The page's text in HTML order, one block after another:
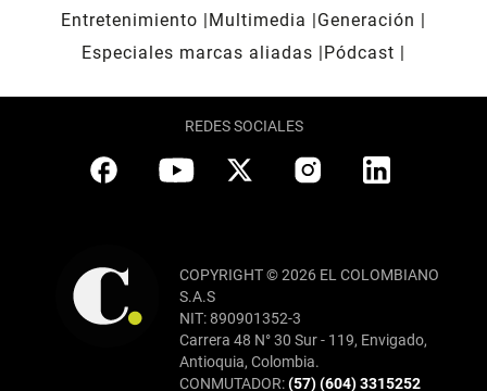
Entretenimiento
Multimedia
Generación
Especiales marcas aliadas
Pódcast
REDES SOCIALES
COPYRIGHT © 2026 EL COLOMBIANO
S.A.S
NIT: 890901352-3
Carrera 48 N° 30 Sur - 119, Envigado,
Antioquia, Colombia.
CONMUTADOR:(57) (604) 3315252